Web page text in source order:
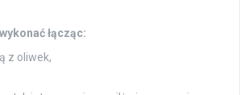
łącząc:
z oliwek,